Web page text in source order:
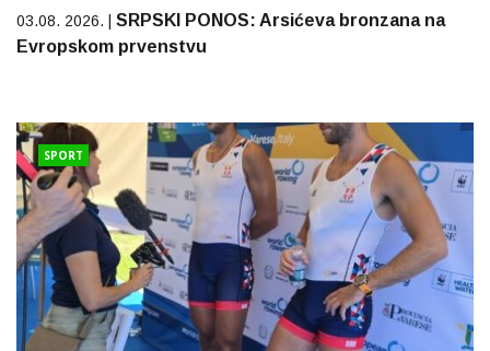
03.08. 2026. | SRPSKI PONOS: Arsićeva bronzana na
Evropskom prvenstvu
SPORT